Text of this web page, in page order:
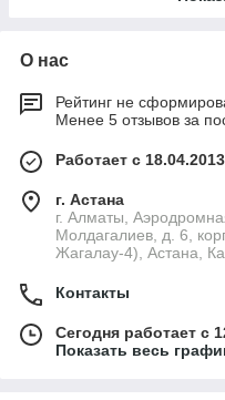
О нас
Рейтинг не
Менее 5 отзывов за
Работает с 18.04.2013
г. Астана
г. Алматы,
Молдагалиев, д. 6,
Жагалау-4), Астана,
Контакты
Сегодня работает с
Показать весь